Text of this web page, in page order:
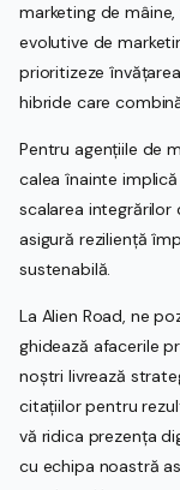
marketing de
evolutive de
prioritizeze
hibride care
Pentru agențiile de
calea înainte
scalarea integrărilor
asigură reziliență
sustenabilă.
La Alien Road, ne
ghidează afacerile
noștri livrează
citațiilor pentru
vă ridica prezența
cu echipa noastră